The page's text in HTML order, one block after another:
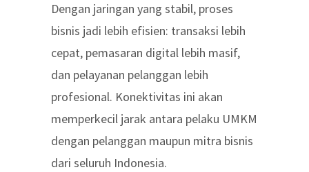
Dengan jaringan yang stabil, proses
bisnis jadi lebih efisien: transaksi lebih
cepat, pemasaran digital lebih masif,
dan pelayanan pelanggan lebih
profesional. Konektivitas ini akan
memperkecil jarak antara pelaku UMKM
dengan pelanggan maupun mitra bisnis
dari seluruh Indonesia.